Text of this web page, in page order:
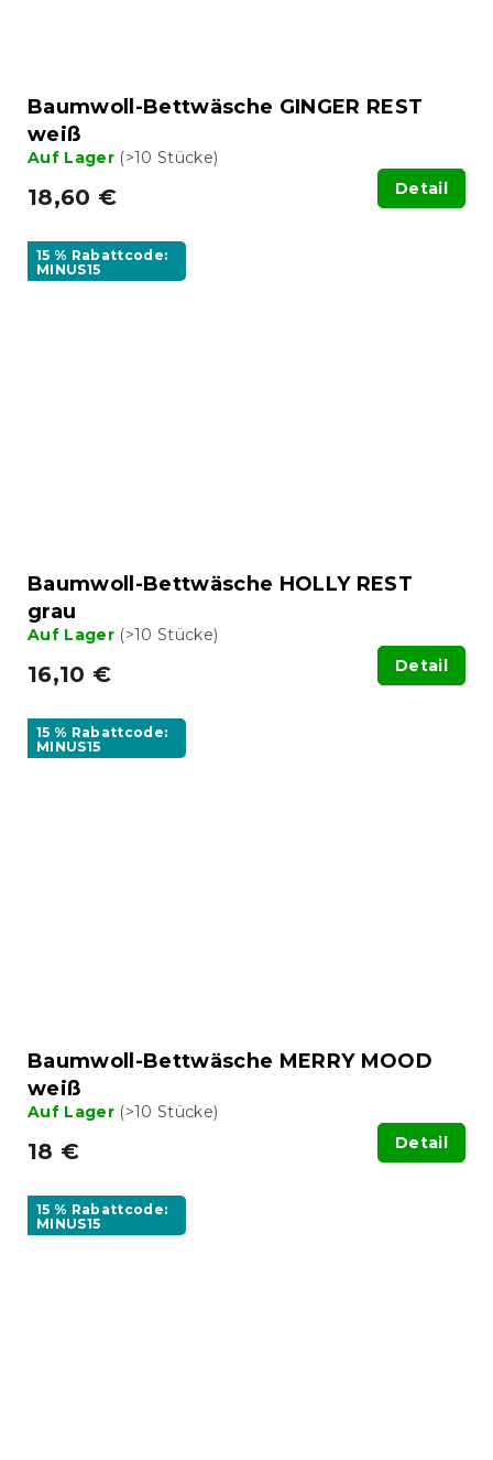
Baumwoll-Bettwäsche GINGER REST
weiß
Auf Lager (>10 Stücke)
18,60 € Detail
15 % Rabattcode:
MINUS15
Baumwoll-Bettwäsche HOLLY REST
grau
Auf Lager (>10 Stücke)
16,10 € Detail
15 % Rabattcode:
MINUS15
Baumwoll-Bettwäsche MERRY MOOD
weiß
Auf Lager (>10 Stücke)
18 € Detail
15 % Rabattcode:
MINUS15